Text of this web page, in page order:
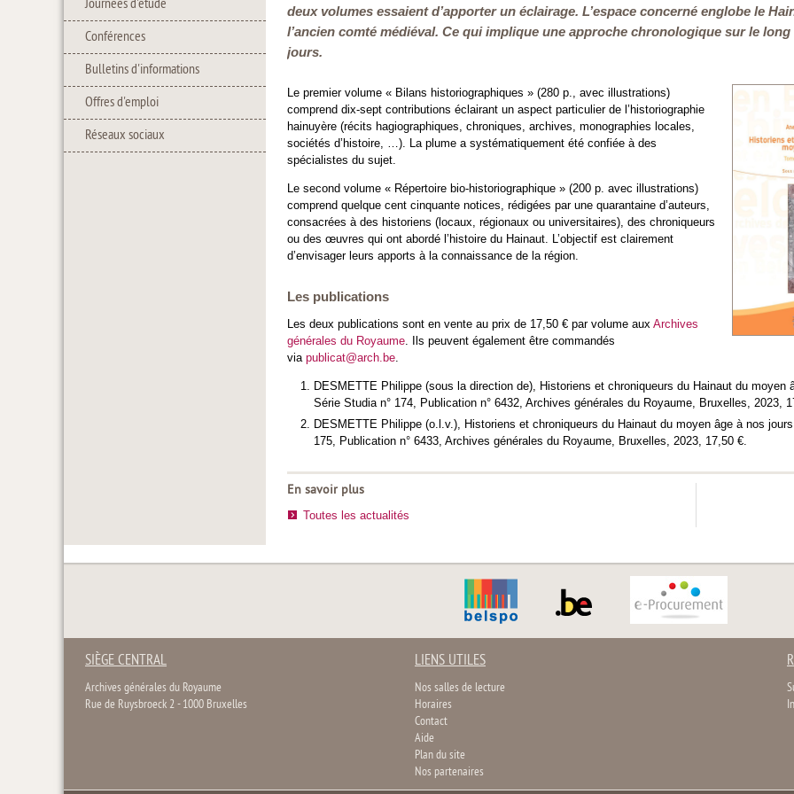
Journées d'étude
Conférences
Bulletins d'informations
Offres d'emploi
Réseaux sociaux
deux volumes essaient d’apporter un éclairage. L’espace concerné englobe le
l’ancien comté médiéval. Ce qui implique une approche chronologique sur le
jours.
Le premier volume « Bilans historiographiques » (280 p., avec illustrations)
comprend dix-sept contributions éclairant un aspect particulier de l’historiographie
hainuyère (récits hagiographiques, chroniques, archives, monographies locales,
sociétés d’histoire, …). La plume a systématiquement été confiée à des
spécialistes du sujet.
Le second volume « Répertoire bio-historiographique » (200 p. avec illustrations)
comprend quelque cent cinquante notices, rédigées par une quarantaine d’auteurs,
consacrées à des historiens (locaux, régionaux ou universitaires), des chroniqueurs
ou des œuvres qui ont abordé l’histoire du Hainaut. L’objectif est clairement
d’envisager leurs apports à la connaissance de la région.
Les publications
Les deux publications sont en vente au prix de 17,50 € par volume aux Archives
générales du Royaume . Ils peuvent également être commandés
via publicat@arch.be
DESMETTE Philippe (sous la direction de), Historiens et chroniqueurs du Hainaut du
Série Studia n° 174, Publication n° 6432, Archives générales du Royaume, Bruxelles, 2023,
DESMETTE Philippe (o.l.v.), Historiens et chroniqueurs du Hainaut du moyen âge à nos
175, Publication n° 6433, Archives générales du Royaume, Bruxelles, 2023, 17,50 €.
En savoir plus
Toutes les actualités
SIÈGE CENTRAL
Archives générales du Royaume
Rue de Ruysbroeck 2 - 1000 Bruxelles
LIENS UTILES
Nos salles de lecture
Horaires
Contact
Aide
Plan du site
Nos partenaires